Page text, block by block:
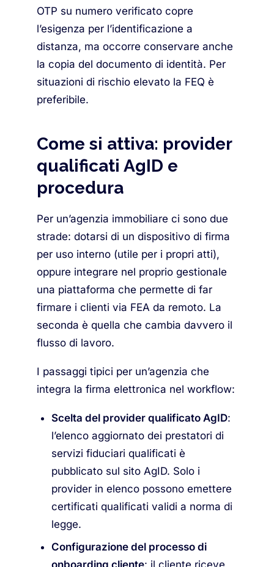
OTP su numero verificato copre
l’esigenza per l’identificazione a
distanza, ma occorre conservare anche
la copia del documento di identità. Per
situazioni di rischio elevato la FEQ è
preferibile.
Come si attiva: provider
qualificati AgID e
procedura
Per un’agenzia immobiliare ci sono due
strade: dotarsi di un dispositivo di firma
per uso interno (utile per i propri atti),
oppure integrare nel proprio gestionale
una piattaforma che permette di far
firmare i clienti via FEA da remoto. La
seconda è quella che cambia davvero il
flusso di lavoro.
I passaggi tipici per un’agenzia che
integra la firma elettronica nel workflow:
Scelta del provider qualificato AgID:
l’elenco aggiornato dei prestatori di
servizi fiduciari qualificati è
pubblicato sul sito AgID. Solo i
provider in elenco possono emettere
certificati qualificati validi a norma di
legge.
Configurazione del processo di
onboarding cliente: il cliente riceve